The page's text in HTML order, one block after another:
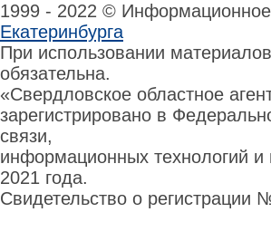
1999 - 2022 ©
Екатеринбурга
При использовании
обязательна.
«Свердловское областное
зарегистрировано в
связи,
информационных технологий
2021 года.
Свидетельство о регистрации